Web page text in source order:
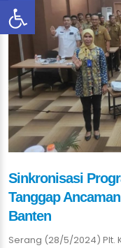
Sinkronisasi
Tanggap
Banten
Serang (28/5/2024) Plt.